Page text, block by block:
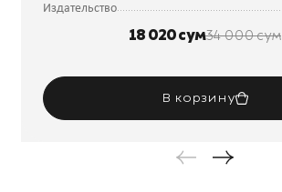
Издательство
18 020 сум34 000 сум
В корзину